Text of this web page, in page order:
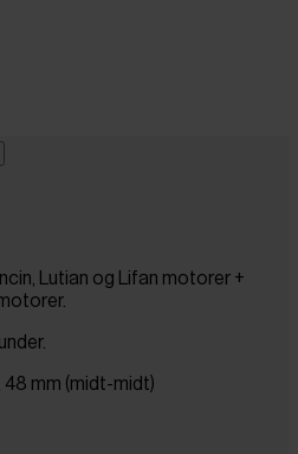
Lutian og Lifan motorer +
mm (midt-midt)